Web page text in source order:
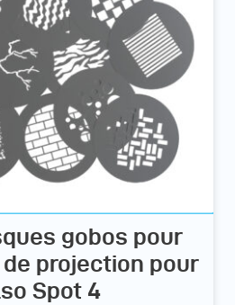
gobos pour
projection pour
Spot 4